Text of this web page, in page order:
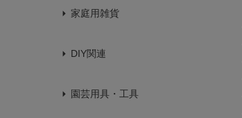
家庭用雑貨
DIY関連
園芸用具・工具